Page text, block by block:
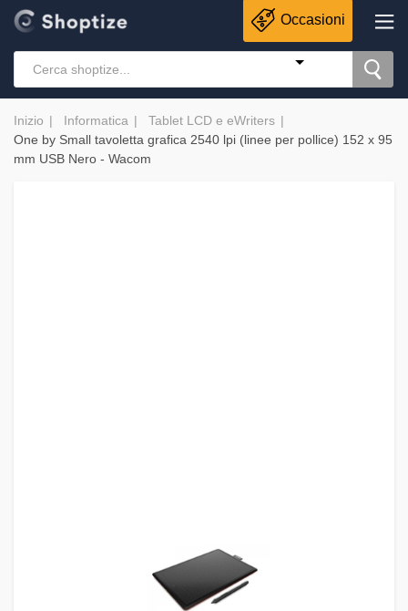
Occasioni
Inizio Informatica
Tablet LCD e eWriters
One by Small tavoletta grafica 2540 lpi (linee per pollice) 152 x 95
mm USB Nero - Wacom